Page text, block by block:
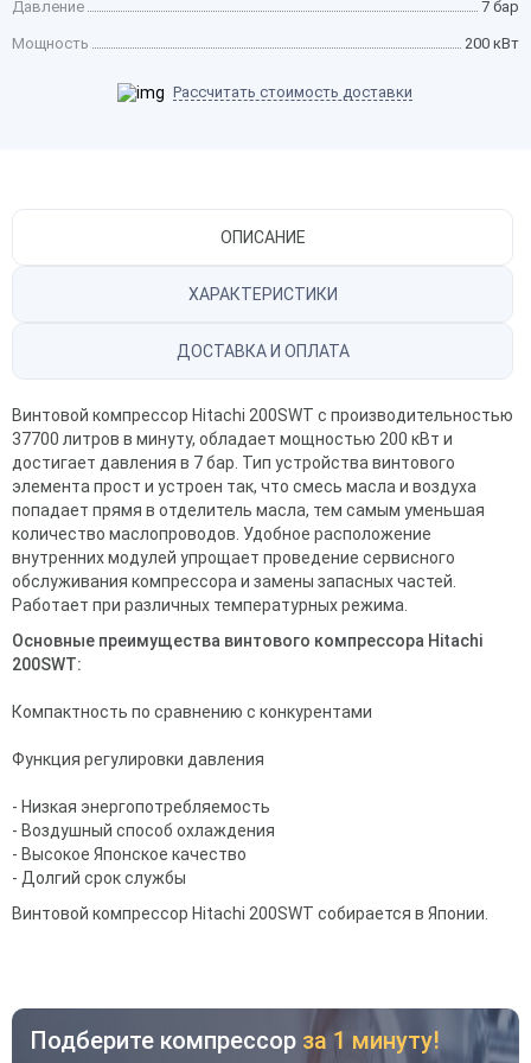
Давление 7 бар
Мощность 200 кВт
Рассчитать стоимость доставки
ОПИСАНИЕ
ХАРАКТЕРИСТИКИ
ДОСТАВКА И ОПЛАТА
Винтовой компрессор Hitachi 200SWT с производительностью
37700 литров в минуту, обладает мощностью 200 кВт и
достигает давления в 7 бар. Тип устройства винтового
элемента прост и устроен так, что смесь масла и воздуха
попадает прямя в отделитель масла, тем самым уменьшая
количество маслопроводов. Удобное расположение
внутренних модулей упрощает проведение сервисного
обслуживания компрессора и замены запасных частей.
Работает при различных температурных режима.
Основные преимущества винтового компрессора Hitachi
200SWT:
Компактность по сравнению с конкурентами
Функция регулировки давления
- Низкая энергопотребляемость
- Воздушный способ охлаждения
- Высокое Японское качество
- Долгий срок службы
Винтовой компрессор Hitachi 200SWT собирается в Японии.
Подберите компрессор за 1 минуту!